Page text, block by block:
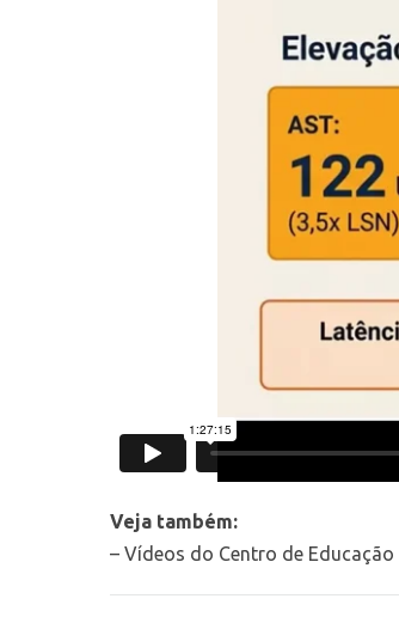
Veja também:
– Vídeos do Centro de Educação